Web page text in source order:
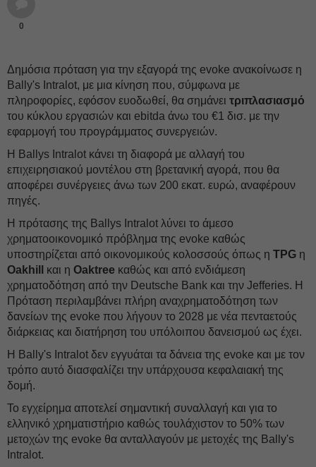
0
Δημόσια πρόταση για την εξαγορά της evoke ανακοίνωσε η
Bally's Intralοt, με μια κίνηση που, σύμφωνα με
πληροφορίες, εφόσον ευοδωθεί, θα σημάνει τριπλασιασμό
του κύκλου εργασιών και ebitda άνω του €1 δισ. με την
εφαρμογή του προγράμματος συνεργειών.
Η Ballys Intralοt κάνει τη διαφορά με αλλαγή του
επιχειρησιακού μοντέλου στη βρετανική αγορά, που θα
αποφέρει συνέργειες άνω των 200 εκατ. ευρώ, αναφέρουν
πηγές.
Η πρότασης της Ballys Intralοt λύνει το άμεσο
χρηματοοικονομικό πρόβλημα της evoke καθώς
υποστηρίζεται από οικονομικούς κολοσσούς όπως η TPG η
Oakhill
και η Oaktree καθώς και από ενδιάμεση
χρηματοδότηση από την Deutsche Bank και την Jefferies. H
Πρόταση περιλαμβάνει πλήρη αναχρηματοδότηση των
δανείων της evoke που λήγουν το 2028 με νέα πενταετούς
διάρκειας και διατήρηση του υπόλοιπου δανεισμού ως έχει.
H Bally's Intralοt δεν εγγυάται τα δάνεια της evoke και με τον
τρόπο αυτό διασφαλίζει την υπάρχουσα κεφαλαιακή της
δομή.
Το εγχείρημα αποτελεί σημαντική συναλλαγή και για το
ελληνικό χρηματιστήριο καθώς τουλάχιστον το 50% των
μετοχών της evoke θα ανταλλαγούν με μετοχές της Bally's
Intralοt.